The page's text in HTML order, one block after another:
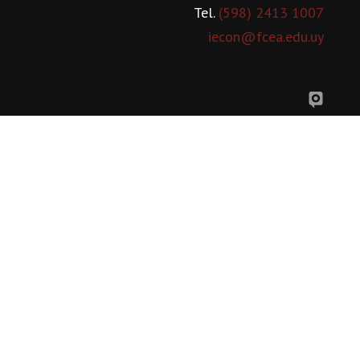
Tel. (598) 2413 1007
iecon@fcea.edu.uy